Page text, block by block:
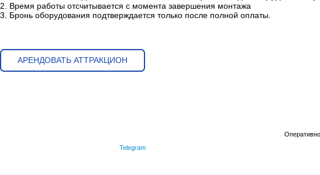
2. Время работы отсчитывается с момента завершения монтажа
3. Бронь оборудования подтверждается только после полной оплаты.
АРЕНДОВАТЬ АТТРАКЦИОН
Telegram